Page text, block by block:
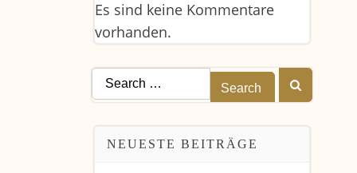
Es sind keine Kommentare
vorhanden.
Search
for:
NEUESTE BEITRÄGE